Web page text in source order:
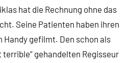
hat die Rechnung ohne das
Seine Patienten haben ihren
Handy gefilmt. Den schon als
terrible” gehandelten Regisseur